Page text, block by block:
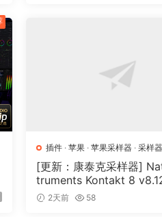
DNxHD®、H.264、HEVC
面
插件 ·苹果 ·苹果采样器 ·采样器
[更新：康泰克采样器]
truments Kontakt 8
N, MacOSX]（1.2GB+）
2天前 58